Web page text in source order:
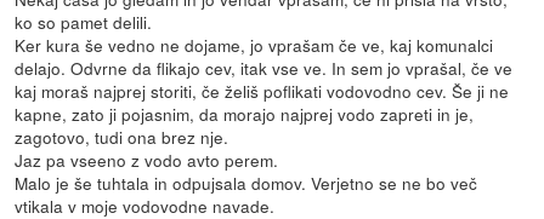
ko so pamet delili.
Ker kura še vedno ne dojame, jo vprašam če ve, kaj komunalci
delajo. Odvrne da flikajo cev, itak vse ve. In sem jo vprašal, če ve
kaj moraš najprej storiti, če želiš poflikati vodovodno cev. Še ji ne
kapne, zato ji pojasnim, da morajo najprej vodo zapreti in je,
zagotovo, tudi ona brez nje.
Jaz pa vseeno z vodo avto perem.
Malo je še tuhtala in odpujsala domov. Verjetno se ne bo več
vtikala v moje vodovodne navade.